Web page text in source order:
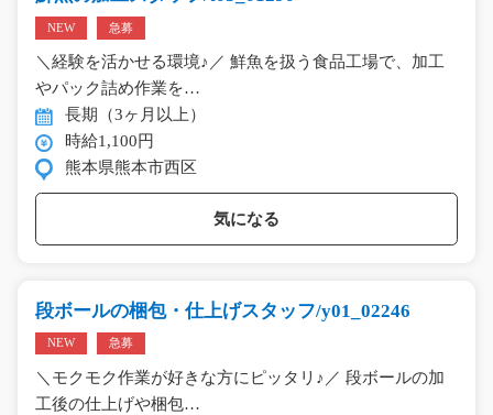
NEW 急募
＼経験を活かせる環境♪／ 鮮魚を扱う食品工場で、加工
やパック詰め作業を…
長期（3ヶ月以上）
時給1,100円
熊本県熊本市西区
気になる
段ボールの梱包・仕上げスタッフ/y01_02246
NEW 急募
＼モクモク作業が好きな方にピッタリ♪／ 段ボールの加
工後の仕上げや梱包…